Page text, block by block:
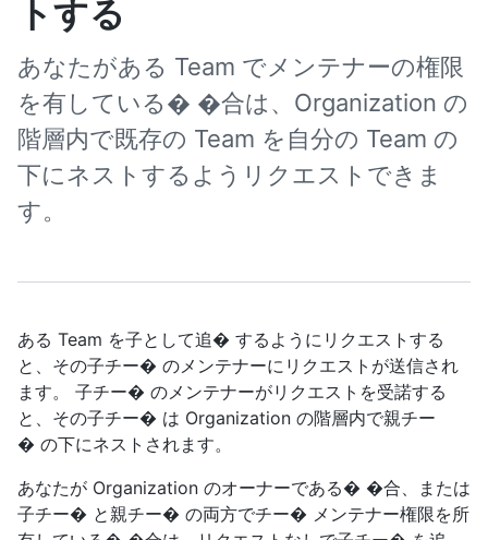
トする
あなたがある Team でメンテナーの権限
を有している� �合は、Organization の
階層内で既存の Team を自分の Team の
下にネストするようリクエストできま
す。
ある Team を子として追� するようにリクエストする
と、その子チー� のメンテナーにリクエストが送信され
ます。 子チー� のメンテナーがリクエストを受諾する
と、その子チー� は Organization の階層内で親チー
� の下にネストされます。
あなたが Organization のオーナーである� �合、または
子チー� と親チー� の両方でチー� メンテナー権限を所